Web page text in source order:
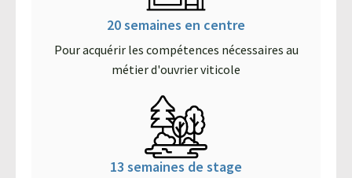
20 semaines en centre
Pour acquérir les compétences nécessaires au
métier d'ouvrier viticole
13 semaines de stage